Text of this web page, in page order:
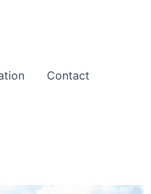
Contact